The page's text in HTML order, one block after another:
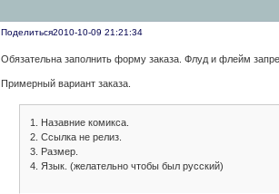
Поделиться2010-10-09 21:21:34
Обязательна заполнить форму заказа. Флуд и флейм
Примерный вариант заказа.
1. Назавние комикса.
2. Ссылка не релиз.
3. Размер.
4. Язык. (желательно чтобы был русский)